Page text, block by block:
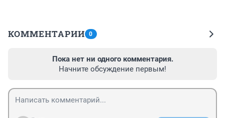
КОММЕНТАРИИ 0
Пока нет ни одного комментария.
Начните обсуждение первым!